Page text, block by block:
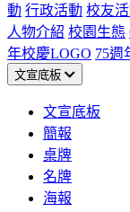
動 行政活動 校友
人物介紹 校園生態
年校慶LOGO 75週
文宣底板
文宣底板
簡報
桌牌
名牌
海報